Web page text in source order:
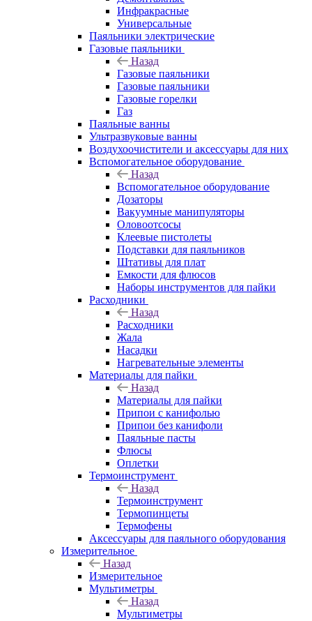
Инфракрасные
Универсальные
Паяльники электрические
Газовые паяльники
Назад
Газовые паяльники
Газовые паяльники
Газовые горелки
Газ
Паяльные ванны
Ультразвуковые ванны
Воздухоочистители и аксессуары для них
Вспомогательное оборудование
Назад
Вспомогательное оборудование
Дозаторы
Вакуумные манипуляторы
Оловоотсосы
Клеевые пистолеты
Подставки для паяльников
Штативы для плат
Емкости для флюсов
Наборы инструментов для пайки
Расходники
Назад
Расходники
Жала
Насадки
Нагревательные элементы
Материалы для пайки
Назад
Материалы для пайки
Припои с канифолью
Припои без канифоли
Паяльные пасты
Флюсы
Оплетки
Термоинструмент
Назад
Термоинструмент
Термопинцеты
Термофены
Аксессуары для паяльного оборудования
Измерительное
Назад
Измерительное
Мультиметры
Назад
Мультиметры